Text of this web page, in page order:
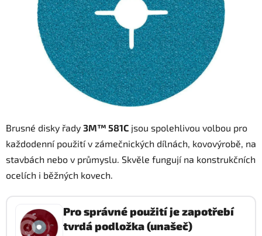
Brusné disky řady 3M™ 581C jsou spolehlivou volbou pro
každodenní použití v zámečnických dílnách, kovovýrobě, na
stavbách nebo v průmyslu. Skvěle fungují na konstrukčních
ocelích i běžných kovech.
Pro správné použití je zapotřebí
tvrdá podložka (unašeč)